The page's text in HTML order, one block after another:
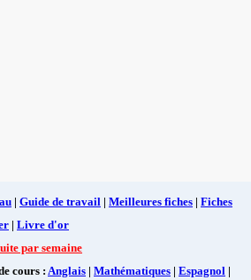
| Guide de travail | Meilleures fiches | Fiches
| Livre d'or
par semaine
cours : Anglais | Mathématiques | Espagnol |